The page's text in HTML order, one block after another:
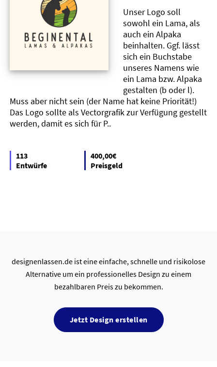
Unser Logo soll
sowohl ein Lama, als
auch ein Alpaka
beinhalten. Ggf. lässt
sich ein Buchstabe
unseres Namens wie
ein Lama bzw. Alpaka
gestalten (b oder l).
Muss aber nicht sein (der Name hat keine Priorität!)
Das Logo sollte als Vectorgrafik zur Verfügung gestellt
werden, damit es sich für P..
113
Entwürfe
400,00€
Preisgeld
designenlassen.de ist eine einfache, schnelle und risikolose
Alternative um ein professionelles Design zu einem
bezahlbaren Preis zu bekommen.
Jetzt Design erstellen